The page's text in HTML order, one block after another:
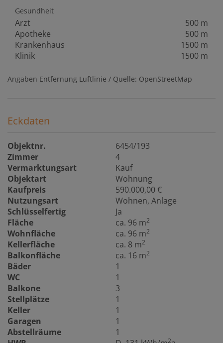
Gesundheit
Arzt
500 m
Apotheke
500 m
Krankenhaus
1500 m
Klinik
1500 m
Angaben Entfernung Luftlinie / Quelle: OpenStreetMap
Eckdaten
Objektnr.
6454/193
Zimmer
4
Vermarktungsart
Kauf
Objektart
Wohnung
Kaufpreis
590.000,00 €
Nutzungsart
Wohnen Anlage
Schlüsselfertig
Ja
Fläche
ca. 96 m2
Wohnfläche ca. 96 m2
Kellerfläche ca. 8 m2
Balkonfläche ca. 16 m2
Bäder
1
WC
1
Balkone
3
Stellplätze
1
Keller
1
Garagen
1
Abstellräume
1
2